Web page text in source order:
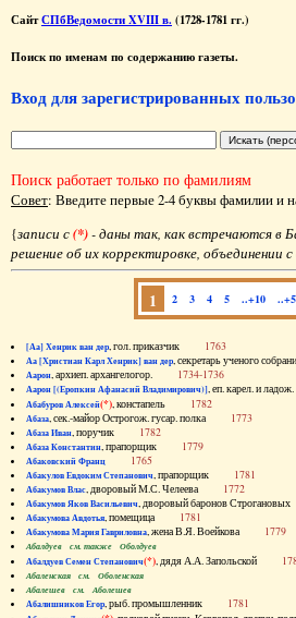
СайтСПбВедомости XVIII в. (1728-1781 гг.)
Поиск по именам по содержанию газеты.
Вход для зарегистрированных
Поиск работает только по фамилиям
Совет: Введите первые 2-4 буквы фамилии и
{записи с(*)- даны так, как встречаются в
решение об их корректировке, объединении
1 2 3 4 5 ..+10
[Аа] Хенрик ван дер, гол. приказчик 1763
Аа [Христиан Карл Хенрик] ван дер, секретарь ученого
Аарон, архиеп. архангелогор. 1734-1736
Аарон [(Еропкин Афанасий Владимирович)], еп. карел. и
Абабуров Алексей(*), констапель 1782
Абаза, сек.-майор Острогож. гусар. полка 1773
Абаза Иван, поручик 1782
Абаза Константин, прапорщик 1779
Абаковский Франц 1765
Абакулов Евдоким Степанович, прапорщик 1781
Абакумов Влас, дворовый М.С. Челеева 1772
Абакумов Яков Васильевич, дворовый баронов
Абакумова Авдотья, помещица 1781
Абакумова Мария Гавриловна, жена В.Я. Воейкова 1779
Абалдуев см. также Оболдуев
Абалдуев Семен Степанович(*), дядя А.А. Запольской
Абаленская см. Оболенская
Абалешев см. Аболешев
Абалишников Егор, рыб. промышленник 1781